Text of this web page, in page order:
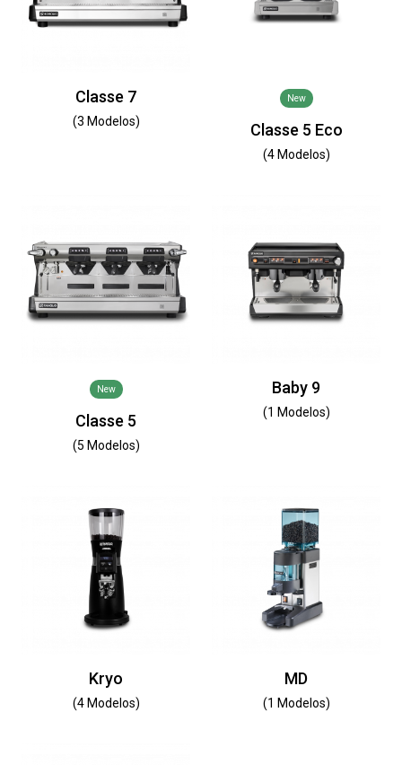
Classe 7
(3 Modelos)
New
Classe 5 Eco
(4 Modelos)
New
Classe 5
(5 Modelos)
Baby 9
(1 Modelos)
Kryo
(4 Modelos)
MD
(1 Modelos)